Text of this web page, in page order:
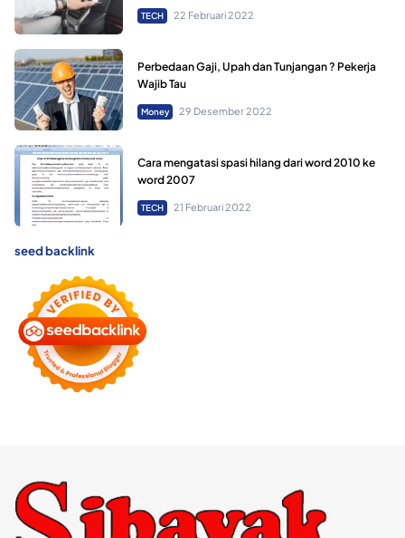
TECH 22 Februari 2022
Perbedaan Gaji, Upah dan Tunjangan ? Pekerja
Wajib Tau
Money 29 Desember 2022
Cara mengatasi spasi hilang dari word 2010 ke
word 2007
TECH 21 Februari 2022
seed backlink